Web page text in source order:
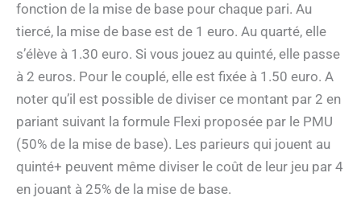
fonction de la mise de base pour chaque pari. Au
tiercé, la mise de base est de 1 euro. Au quarté, elle
s’élève à 1.30 euro. Si vous jouez au quinté, elle passe
à 2 euros. Pour le couplé, elle est fixée à 1.50 euro. A
noter qu’il est possible de diviser ce montant par 2 en
pariant suivant la formule Flexi proposée par le PMU
(50% de la mise de base). Les parieurs qui jouent au
quinté+ peuvent même diviser le coût de leur jeu par 4
en jouant à 25% de la mise de base.